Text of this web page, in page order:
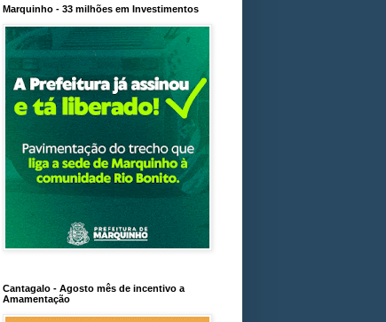
Marquinho - 33 milhões em Investimentos
Cantagalo - Agosto mês de incentivo a
Amamentação